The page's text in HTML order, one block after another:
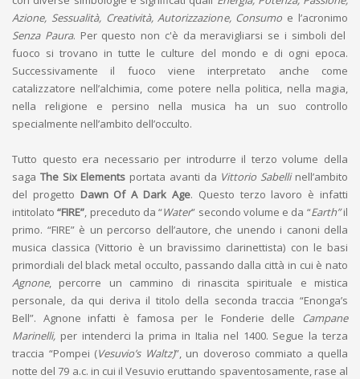
Azione, Sessualità, Creatività, Autorizzazione, Consumo e l’acronimo
Senza Paura. Per questo non c'è da meravigliarsi se i simboli del
fuoco si trovano in tutte le culture del mondo e di ogni epoca.
Successivamente il fuoco viene interpretato anche come
catalizzatore nell’alchimia, come potere nella politica, nella magia,
nella religione e persino nella musica ha un suo controllo
specialmente nell’ambito dell’occulto.
Tutto questo era necessario per introdurre il terzo volume della
saga The Six Elements portata avanti da Vittorio Sabellinell’ambito
del progetto Dawn Of A Dark Age. Questo terzo lavoro è infatti
intitolato“FIRE”, preceduto da “Water” secondo volume e da “Earth”il
primo. “FIRE” è un percorso dell’autore, che unendo i canoni della
musica classica (Vittorio è un bravissimo clarinettista) con le basi
primordiali del black metal occulto, passando dalla città in cui è nato
Agnone, percorre un cammino di rinascita spirituale e mistica
personale, da qui deriva il titolo della seconda traccia “Enonga’s
Bell”. Agnone infatti è famosa per le Fonderie delle Campane
Marinelli, per intenderci la prima in Italia nel 1400. Segue la terza
traccia “Pompei (Vesuvio’s Waltz)”, un doveroso commiato a quella
notte del 79 a.c. in cui il Vesuvio eruttando spaventosamente, rase al